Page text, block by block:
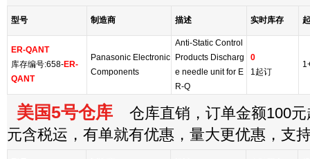
型号 制造商 描述 实时库存
ER-QANT
库存编号:658-ER-
QANT
Panasonic Electronic
Components
Anti-Static Control
Products Discharg
e needle unit for E
R-Q
0
1起订
美国5号仓库 仓库直销，订单金额100元
元含税运，有单就有优惠，量大更优惠，支